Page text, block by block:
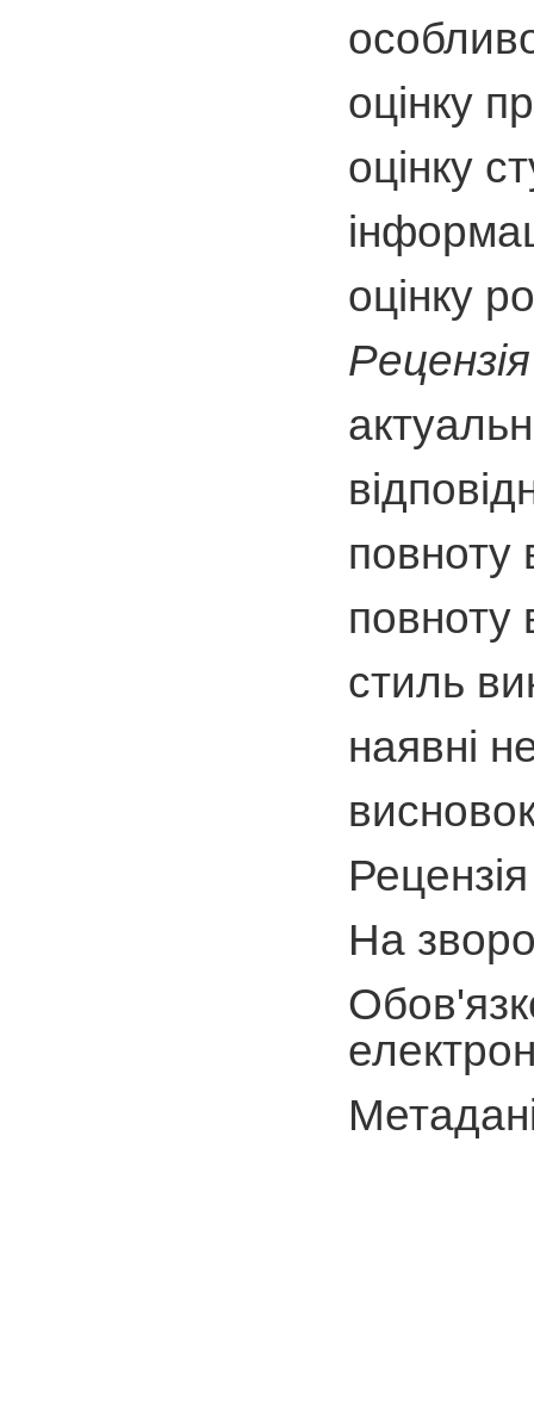
оцінку
оцінку
оцінку
Рецензія
повноту
повноту
стиль
наявні
На